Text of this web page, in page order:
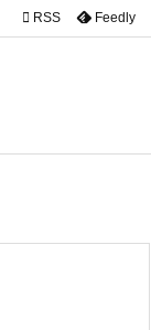


 RSS Feedly